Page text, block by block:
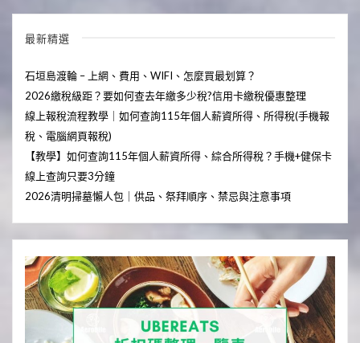
最新精選
石垣島渡輪 – 上網、費用、WIFI、怎麼買最划算？
2026繳稅級距？要如何查去年繳多少稅?信用卡繳稅優惠整理
線上報稅流程教學｜如何查詢115年個人薪資所得、所得稅(手機報
稅、電腦網頁報稅)
【教學】如何查詢115年個人薪資所得、綜合所得稅？手機+健保卡
線上查詢只要3分鐘
2026清明掃墓懶人包｜供品、祭拜順序、禁忌與注意事項